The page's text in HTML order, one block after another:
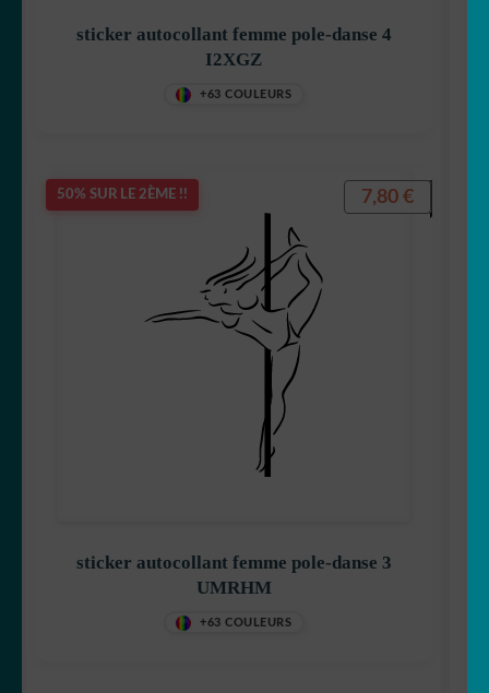
sticker autocollant femme pole-danse 4
I2XGZ
+63 COULEURS
50% SUR LE 2ÈME !!
sticker autocollant femme pole-danse 3
UMRHM
+63 COULEURS
7,80 €